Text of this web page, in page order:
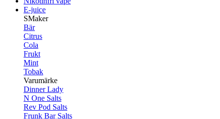
E-juice
SMaker
Bär
Citrus
Cola
Frukt
Mint
Tobak
Varumärke
Dinner Lady
N One Salts
Rev Pod Salts
Frunk Bar Salts